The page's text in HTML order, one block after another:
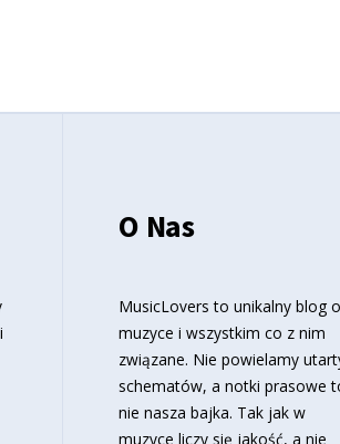
O Nas
MusicLovers to unikalny blog o
muzyce i wszystkim co z nim
związane. Nie powielamy
schematów, a notki prasowe
nie nasza bajka. Tak jak w
muzyce liczy się jakość, a nie